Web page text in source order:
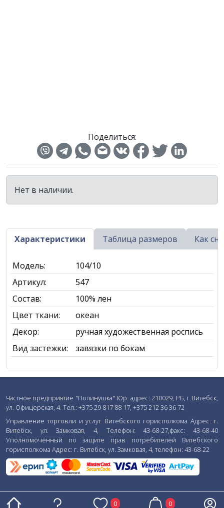
Поделиться:
Нет в наличии.
Характеристики Таблица размеров Как
Модель:
104/10
Артикул:
547
Состав:
100% лен
Цвет ткани:
океан
Декор:
ручная художественная роспись
Вид застежки:
завязки по бокам
Частное предприятие "Полинушка" Юр. адрес: 210029, РБ, г.Витебск,
ул. Офицерская, 4. Тел.: +375 29 817 88 17, +375 212 36 36 72
Управление торговли и услуг Витебского горисполкома Адрес: г.
Витебск, ул. Замковая, 4, Телефон: 43-68-27,факс: 43-68-40
Уполномоченный по защите прав потребителей Витебского
горисполкома Адрес: г. Витебск, ул. Замковая, 4, телефон: 43-68-22
0 0